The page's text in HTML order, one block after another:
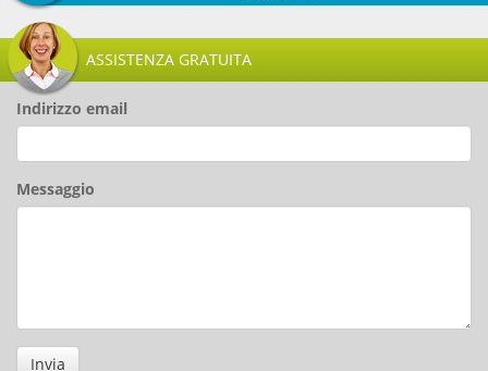
ASSISTENZA GRATUITA
Indirizzo email
Messaggio
Invia